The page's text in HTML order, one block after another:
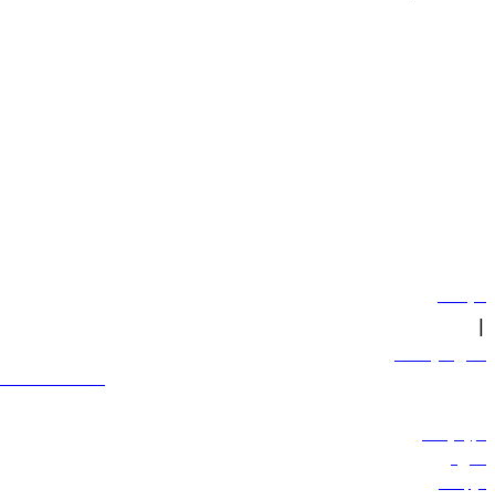
سياساتنا
|
الشروط والأحكام
600 544 445
حجز الرحلات
العروض
الوجهات